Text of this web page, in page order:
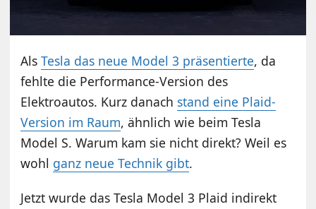
AlsTesla das neue Model 3 präsentierte, da
fehlte die Performance-Version des
Elektroautos. Kurz danach stand eine Plaid-
Version im Raum, ähnlich wie beim Tesla
Model S. Warum kam sie nicht direkt? Weil es
wohl ganz neue Technik gibt.
Jetzt wurde das Tesla Model 3 Plaid indirekt